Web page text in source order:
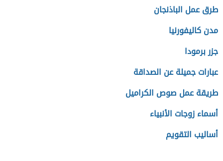
طرق عمل الباذنجان
مدن كاليفورنيا
جزر برمودا
عبارات جميلة عن الصداقة
طريقة عمل صوص الكراميل
أسماء زوجات الأنبياء
أساليب التقويم